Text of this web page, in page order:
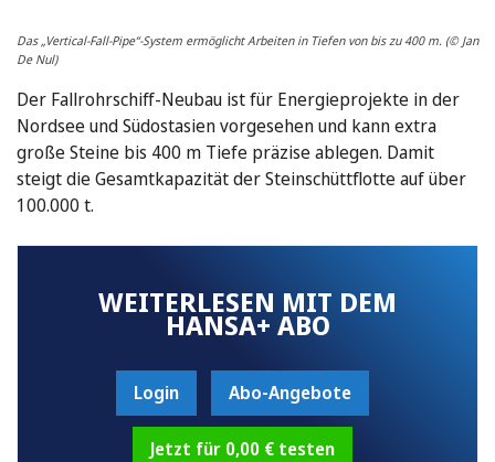
Das „Vertical-Fall-Pipe“-System ermöglicht Arbeiten in Tiefen von bis zu 400 m. (© Jan
De Nul)
Der Fallrohrschiff-Neubau ist für Energieprojekte in der
Nordsee und Südostasien vorgesehen und kann extra
große Steine bis 400 m Tiefe präzise ablegen. Damit
steigt die Gesamtkapazität der Steinschüttflotte auf über
100.000 t.
WEITERLESEN MIT DEM
HANSA+ ABO
Login Abo-Angebote
Jetzt für 0,00 € testen